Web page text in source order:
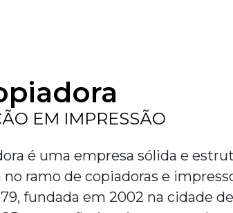
EM IMPRESSÃO
é uma empresa sólida e
no ramo de copiadoras e
fundada em 2002 na cidade